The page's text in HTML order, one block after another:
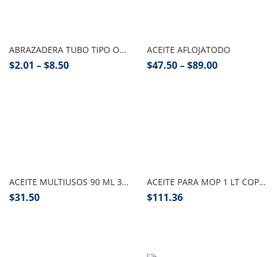
ABRAZADERA TUBO TIPO OMEGA
$2.01 –$8.50
ACEITE AFLOJATODO
$47.50–$89.00
ACEITE MULTIUSOS 90 ML 3 EN 1, TRUPER
$31.50
ACEITE PARA MOP 1 LT COPAR
$111.36